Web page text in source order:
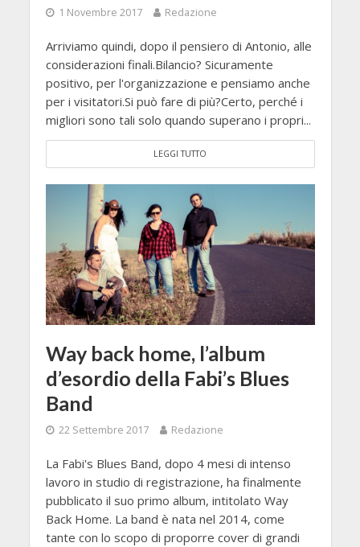
1 Novembre 2017 Redazione
Arriviamo quindi, dopo il pensiero di Antonio, alle
considerazioni finali.Bilancio? Sicuramente
positivo, per l'organizzazione e pensiamo anche
per i visitatori.Si può fare di più?Certo, perché i
migliori sono tali solo quando superano i propri...
LEGGI TUTTO
Way back home, l’album
d’esordio della Fabi’s Blues
Band
22 Settembre 2017 Redazione
La Fabi's Blues Band, dopo 4 mesi di intenso
lavoro in studio di registrazione, ha finalmente
pubblicato il suo primo album, intitolato Way
Back Home. La band è nata nel 2014, come
tante con lo scopo di proporre cover di grandi